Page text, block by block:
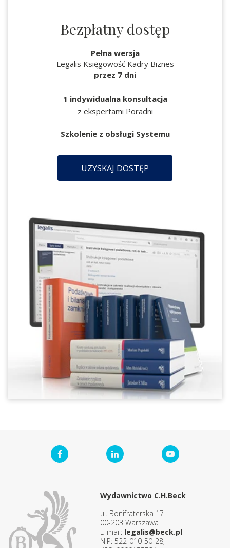
Bezpłatny dostęp
Pełna wersja
Legalis Księgowość Kadry Biznes
przez 7 dni
1 indywidualna konsultacja
z ekspertami Poradni
Szkolenie z obsługi Systemu
UZYSKAJ DOSTĘP
Wydawnictwo C.H.Beck
ul. Bonifraterska 17
00-203 Warszawa
E-mail: legalis@beck.pl
NIP: 522-010-50-28,